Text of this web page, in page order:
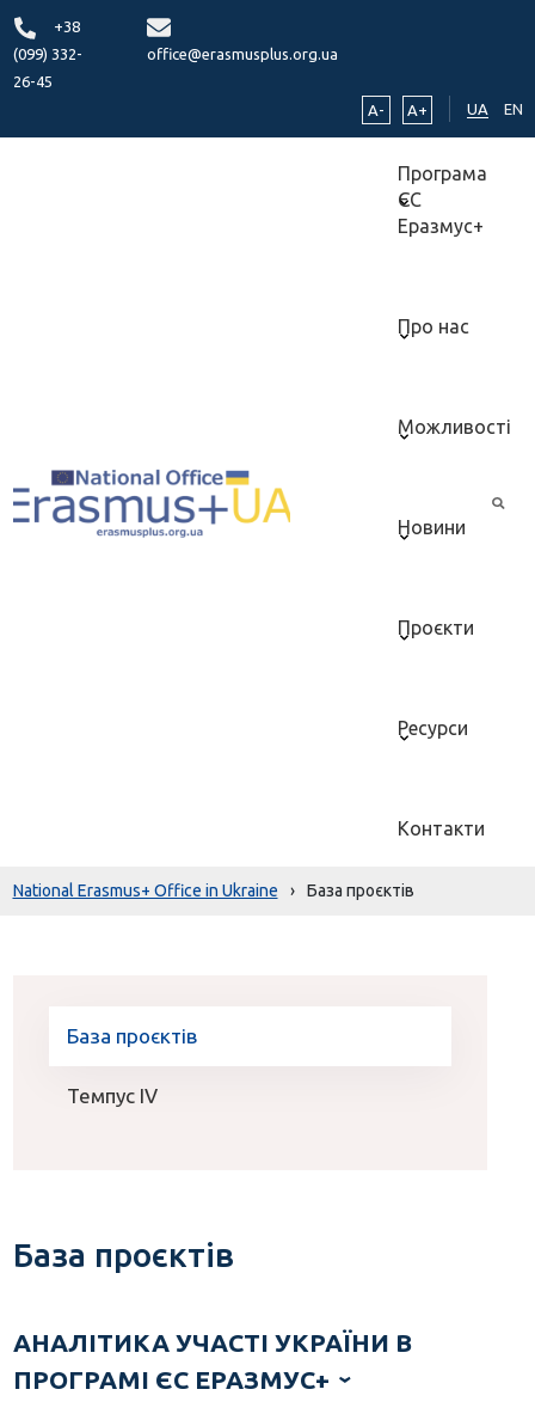
+38
(099) 332-
26-45
office@erasmusplus.org.ua
A- A+ UA EN
Програма
ЄС
Еразмус+
Про нас
Можливості
Новини
Проєкти
Ресурси
Контакти
National Erasmus+ Office in Ukraine › База проєктів
База проєктів
Темпус IV
База проєктів
АНАЛІТИКА УЧАСТІ УКРАЇНИ В
ПРОГРАМІ ЄС ЕРАЗМУС+